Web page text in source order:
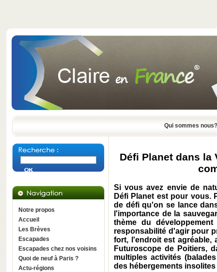
Qui sommes nous?
Notre propos
Accueil
Les Brèves
Escapades
Escapades chez nos voisins
Quoi de neuf à Paris ?
Actu-régions
Défi Planet dans
Si vous avez envie de
Défi Planet est pour vous.
de défi qu'on se lance
l'importance de la
thème du
responsabilité d'agir pour
fort, l'endroit est agréable,
Futuroscope de Poitiers,
multiples activités
des hébergements